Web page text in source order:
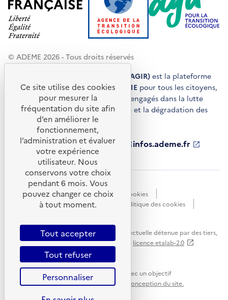
© ADEME 2026 - Tous droits réservés
Agir pour la transition écologique (AGIR) est la plateforme
de conseils et de services de l'ADEME pour tous les citoyens,
acteurs économiques et territoires engagés dans la lutte
contre le réchauffement climatique et la dégradation des
ressources.
ademe.fr
S'ouvre
nouvelle
fenêtre
librairie.ademe.fr
S'ouvre
dans
une
nouvelle
fenêtre
infos.ademe.fr
S'ouvre
nouvelle
ademe.fr/presse
S'ouvre
nouvelle
fenêtre
Accessibilité : non conforme
Données personnelles
Gestion des cookies
Mentions légales
Plan du site
Politique des cookies
dans
nouvelle
Sauf mention explicite de propriété intellectuelle détenue par des tiers,
les contenus de ce site sont proposés sous licence etalab-2.0
Ce site internet est pensé et développé avec un objectif
d'écoconception.En savoir plus sur l'écoconception du site.
Ce site utilise des cookies
pour mesurer la
fréquentation du site afin
d’en améliorer le
fonctionnement,
l’administration et évaluer
votre expérience
utilisateur. Nous
conservons votre choix
pendant 6 mois. Vous
pouvez changer ce choix
à tout moment.
Tout accepter
Tout refuser
Personnaliser